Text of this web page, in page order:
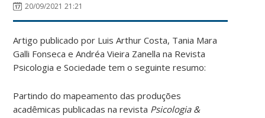
20/09/2021 21:21
Artigo publicado por Luis Arthur Costa, Tania Mara
Galli Fonseca e Andréa Vieira Zanella na Revista
Psicologia e Sociedade tem o seguinte resumo:
Partindo do mapeamento das produções
acadêmicas publicadas na revista Psicologia &